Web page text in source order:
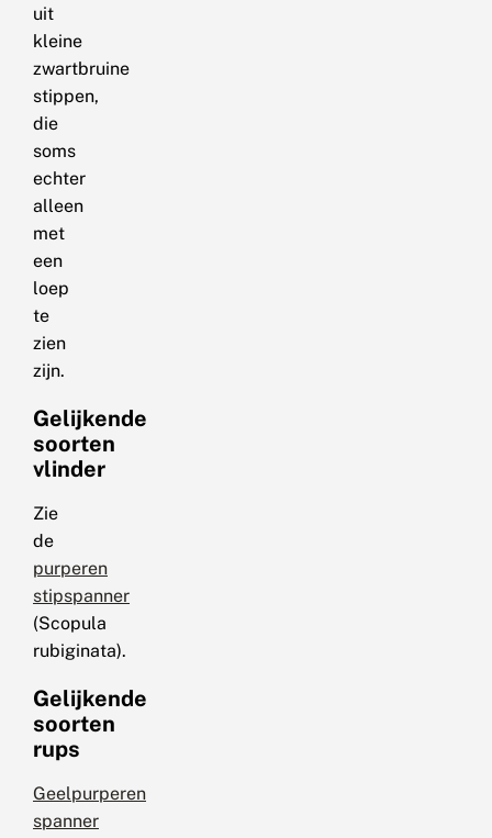
uit
kleine
zwartbruine
stippen,
die
soms
echter
alleen
met
een
loep
te
zien
zijn.
Gelijkende
soorten
vlinder
Zie
de
purperen
stipspanner
(Scopula
rubiginata).
Gelijkende
soorten
rups
Geelpurperen
spanner